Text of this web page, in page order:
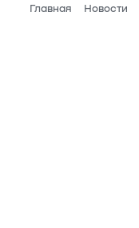
Главная Новости